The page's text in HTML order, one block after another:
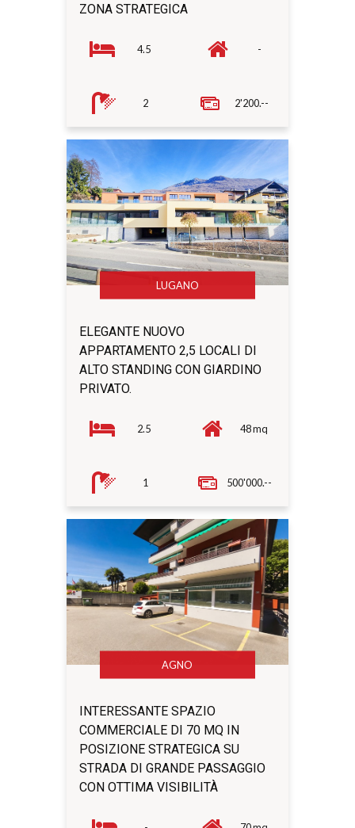
ZONA STRATEGICA
2'200.--
4.5 -
2
LUGANO
ELEGANTE NUOVO
APPARTAMENTO 2,5 LOCALI DI
ALTO STANDING CON GIARDINO
PRIVATO.
500'000.--
2.5 48 mq
1
AGNO
INTERESSANTE SPAZIO
COMMERCIALE DI 70 MQ IN
POSIZIONE STRATEGICA SU
STRADA DI GRANDE PASSAGGIO
CON OTTIMA VISIBILITÀ